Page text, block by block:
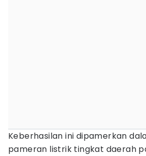
Keberhasilan ini dipamerkan
pameran listrik tingkat daerah